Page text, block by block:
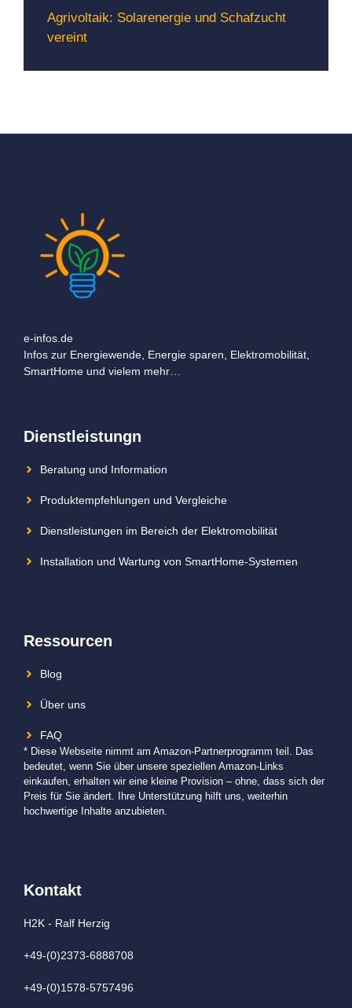
Agrivoltaik: Solarenergie und Schafzucht
vereint
e-infos.de
Infos zur Energiewende, Energie sparen, Elektromobilität,
SmartHome und vielem mehr…
Dienstleistungn
Beratung und Information
Produktempfehlungen und Vergleiche
Dienstleistungen im Bereich der Elektromobilität
Installation und Wartung von SmartHome-Systemen
Ressourcen
Blog
Über uns
FAQ
* Diese Webseite nimmt am Amazon-Partnerprogramm teil. Das
bedeutet, wenn Sie über unsere speziellen Amazon-Links
einkaufen, erhalten wir eine kleine Provision – ohne, dass sich der
Preis für Sie ändert. Ihre Unterstützung hilft uns, weiterhin
hochwertige Inhalte anzubieten.
Kontakt
H2K - Ralf Herzig
+49-(0)2373-6888708
+49-(0)1578-5757496